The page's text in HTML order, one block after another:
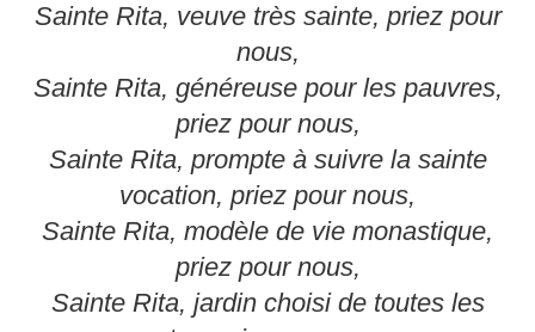
Sainte Rita, veuve très sainte, priez pour
nous,
Sainte Rita, généreuse pour les pauvres,
priez pour nous,
Sainte Rita, prompte à suivre la sainte
vocation, priez pour nous,
Sainte Rita, modèle de vie monastique,
priez pour nous,
Sainte Rita, jardin choisi de toutes les